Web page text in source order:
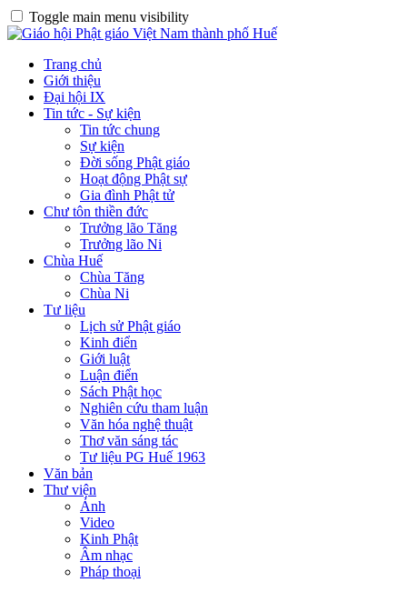
Toggle main menu visibility
Trang chủ
Giới thiệu
Đại hội IX
Tin tức - Sự kiện
Tin tức chung
Sự kiện
Đời sống Phật giáo
Hoạt động Phật sự
Gia đình Phật tử
Chư tôn thiền đức
Trưởng lão Tăng
Trưởng lão Ni
Chùa Huế
Chùa Tăng
Chùa Ni
Tư liệu
Lịch sử Phật giáo
Kinh điển
Giới luật
Luận điển
Sách Phật học
Nghiên cứu tham luận
Văn hóa nghệ thuật
Thơ văn sáng tác
Tư liệu PG Huế 1963
Văn bản
Thư viện
Ảnh
Video
Kinh Phật
Âm nhạc
Pháp thoại